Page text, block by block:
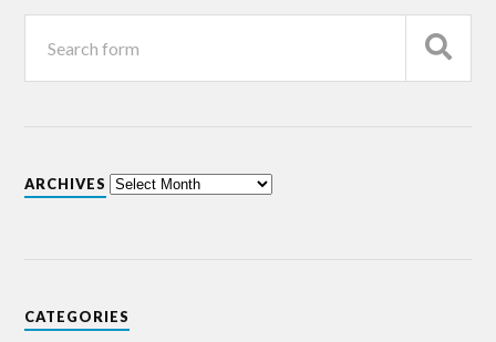
ARCHIVES
CATEGORIES